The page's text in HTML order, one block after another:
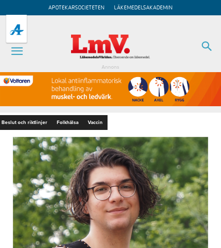
APOTEKARSOCIETETEN LÄKEMEDELSAKADEMIN
Annons
Beslut och riktlinjer Folkhälsa Vaccin